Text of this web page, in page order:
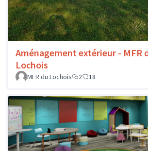
Aménagement extérieur - MFR
Lochois
MFR du Lochois
2 18